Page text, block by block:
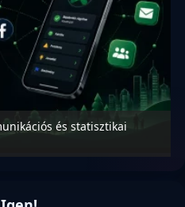
és statisztikai